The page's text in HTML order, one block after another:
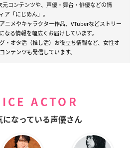
コンテンツや、声優・舞台・俳優などの情
ア「にじめん」。
ニメやキャラクター作品、VTuberなどストリー
る情報を幅広くお届けしています。
・オタ活（推し活）お役立ち情報など、女性オ
ンテンツも発信しています。
ACTOR
になっている声優さん